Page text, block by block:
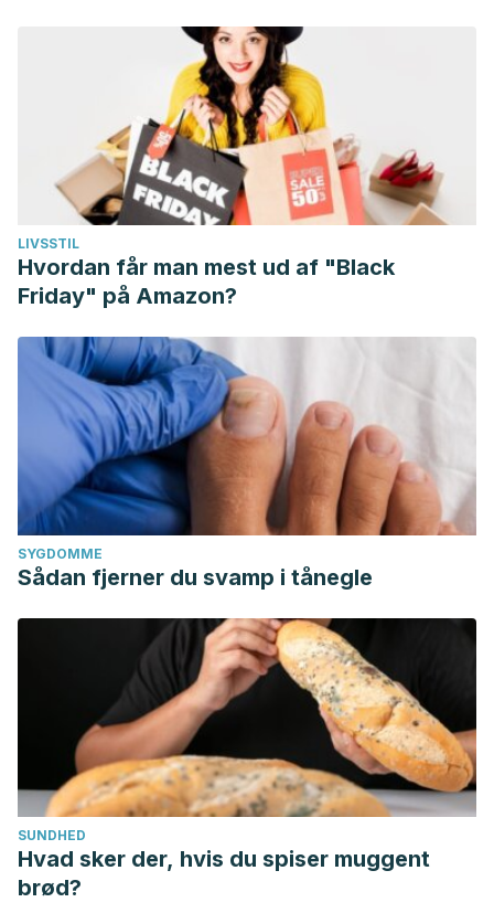
LIVSSTIL
Hvordan får man mest ud af "Black
Friday" på Amazon?
SYGDOMME
Sådan fjerner du svamp i tånegle
SUNDHED
Hvad sker der, hvis du spiser muggent
brød?